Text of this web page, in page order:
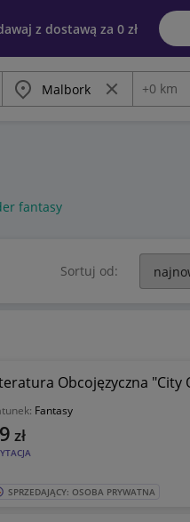
z dostawą za 0 zł
Miasto Wyczyść frazę
+0 km
fantasy
Sortuj od:
Obcojęzyczna "City
Fantasy
zł
SPRZEDAJĄCY: OSOBA PRYWATNA